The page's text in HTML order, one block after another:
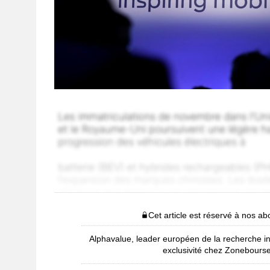
Cet article est réservé à nos
Alphavalue, leader européen de la recherche
exclusivité chez